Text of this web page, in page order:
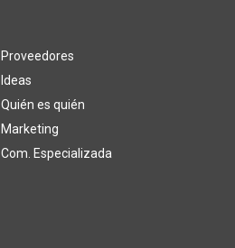
Proveedores
Ideas
Quién es quién
Marketing
Com. Especializada